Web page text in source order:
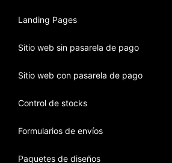
Landing Pages
Sitio web sin pasarela de pago
Sitio web con pasarela de pago
Control de stocks
Formularios de envíos
Paquetes de diseños